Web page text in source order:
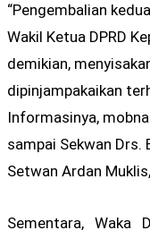
“Pengembalian
Wakil Ketua DPRD
demikian,
dipinjampakaikan
Informasinya,
sampai Sekwan Drs.
Setwan Ardan
Sementara, Waka